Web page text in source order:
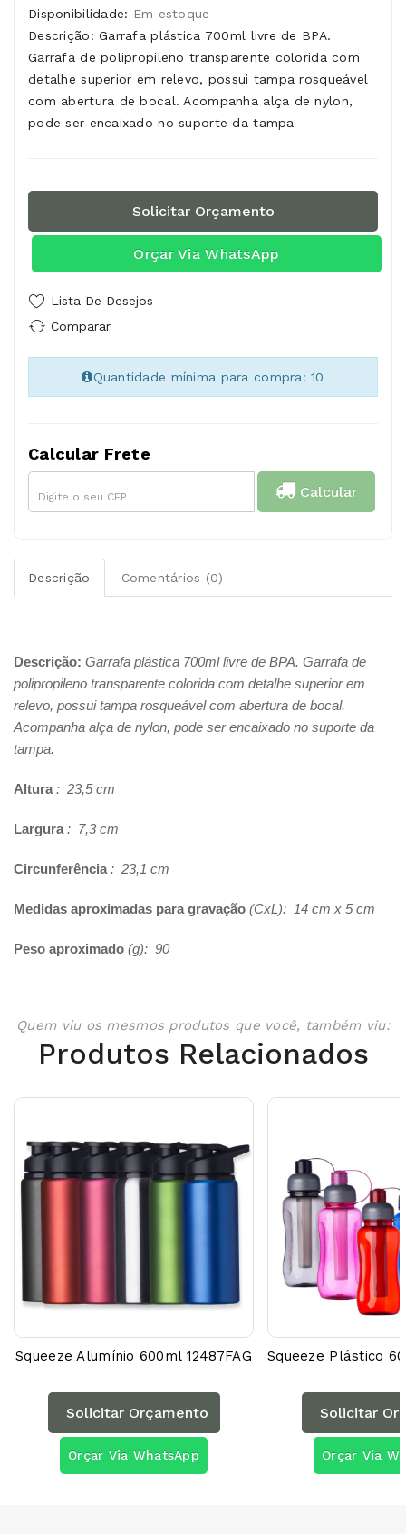
Disponibilidade: Em estoque
Descrição: Garrafa plástica 700ml livre de BPA.
Garrafa de polipropileno transparente colorida com
detalhe superior em relevo, possui tampa rosqueável
com abertura de bocal. Acompanha alça de nylon,
pode ser encaixado no suporte da tampa
Solicitar Orçamento
Orçar Via WhatsApp
Lista De Desejos
Comparar
Quantidade mínima para compra: 10
Calcular Frete
Calcular
Descrição Comentários (0)
Descrição: Garrafa plástica 700ml livre de BPA. Garrafa de
polipropileno transparente colorida com detalhe superior em
relevo, possui tampa rosqueável com abertura de bocal.
Acompanha alça de nylon, pode ser encaixado no suporte da
tampa.
Altura : 23,5 cm
Largura : 7,3 cm
Circunferência : 23,1 cm
Medidas aproximadas para gravação (CxL): 14 cm x 5 cm
Peso aproximado (g): 90
Quem viu os mesmos produtos que você, também viu:
Produtos Relacionados
Squeeze Alumínio 600ml 12487FAG
Solicitar Orçamento
Orçar Via WhatsApp
Solicitar
Orçar Via